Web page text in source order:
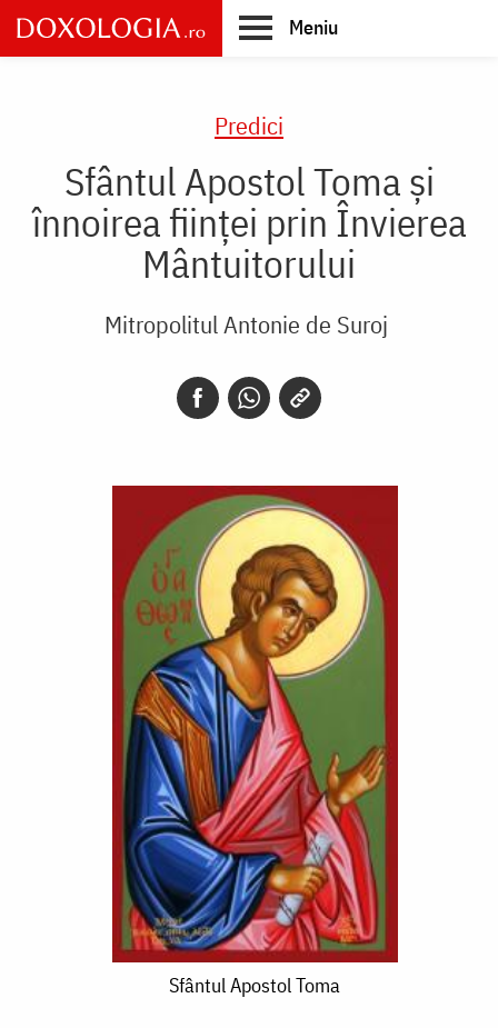
Skip
to
main
Meniu
Predici
Sfântul Apostol Toma și
înnoirea ființei prin Învierea
Mântuitorului
Mitropolitul Antonie de Suroj
Sfântul Apostol Toma